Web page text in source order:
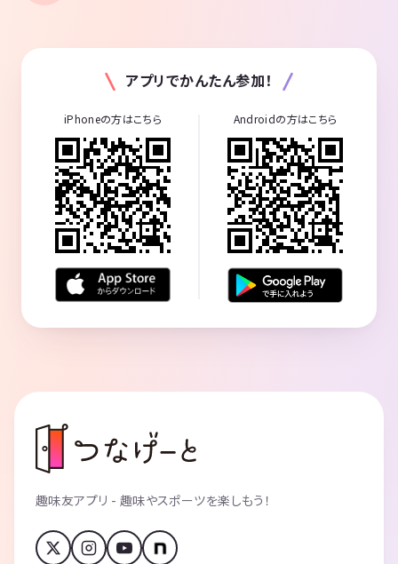
アプリでかんたん参加！
iPhoneの方はこちら Androidの方はこちら
趣味友アプリ - 趣味やスポーツを楽しもう！